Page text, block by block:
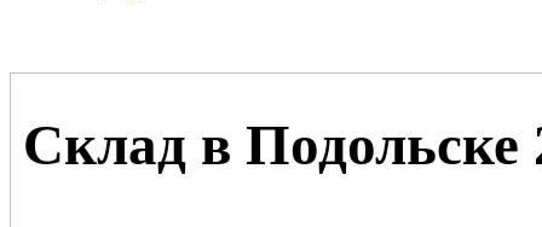
Склад в Подольске